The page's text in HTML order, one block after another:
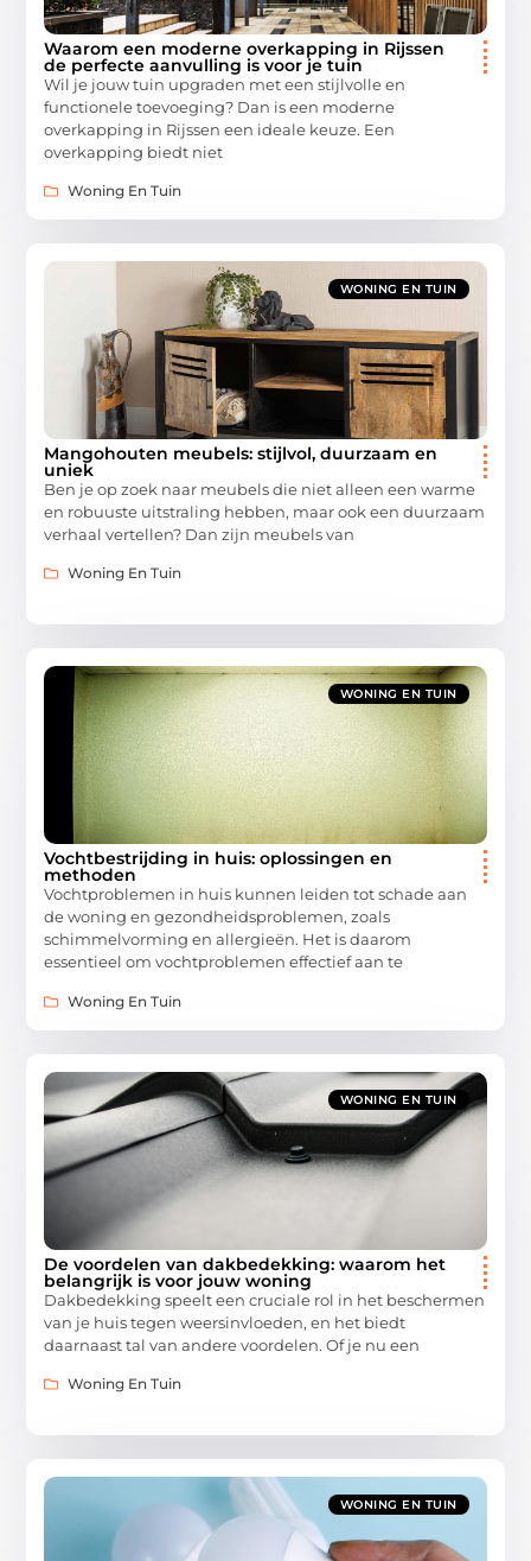
Waarom een moderne overkapping in Rijssen
de perfecte aanvulling is voor je tuin
Wil je jouw tuin upgraden met een stijlvolle en
functionele toevoeging? Dan is een moderne
overkapping in Rijssen een ideale keuze. Een
overkapping biedt niet
Woning En Tuin
WONING EN TUIN
Mangohouten meubels: stijlvol, duurzaam en
uniek
Ben je op zoek naar meubels die niet alleen een warme
en robuuste uitstraling hebben, maar ook een duurzaam
verhaal vertellen? Dan zijn meubels van
Woning En Tuin
WONING EN TUIN
Vochtbestrijding in huis: oplossingen en
methoden
Vochtproblemen in huis kunnen leiden tot schade aan
de woning en gezondheidsproblemen, zoals
schimmelvorming en allergieën. Het is daarom
essentieel om vochtproblemen effectief aan te
Woning En Tuin
WONING EN TUIN
De voordelen van dakbedekking: waarom het
belangrijk is voor jouw woning
Dakbedekking speelt een cruciale rol in het beschermen
van je huis tegen weersinvloeden, en het biedt
daarnaast tal van andere voordelen. Of je nu een
Woning En Tuin
WONING EN TUIN